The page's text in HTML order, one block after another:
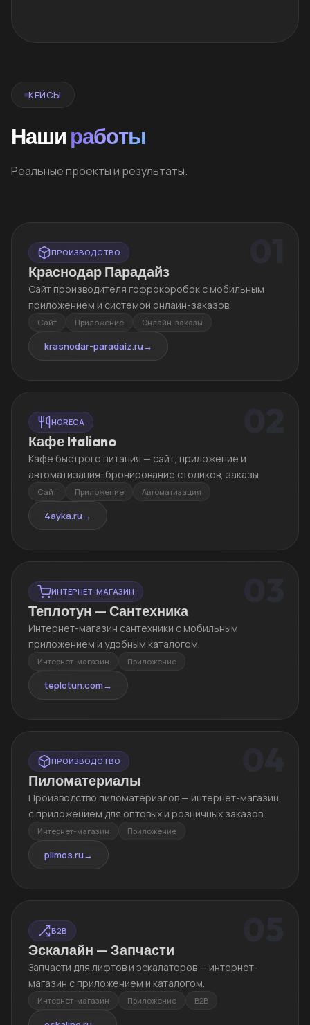
КЕЙСЫ
Наши работы
Реальные проекты и результаты.
ПРОИЗВОДСТВО
Краснодар Парадайз
Сайт производителя гофрокоробок с мобильным
приложением и системой онлайн-заказов.
Сайт Приложение Онлайн-заказы
krasnodar-paradaiz.ru→
HORECA
Кафе Italiano
Кафе быстрого питания — сайт, приложение и
автоматизация: бронирование столиков, заказы.
Сайт Приложение Автоматизация
4ayka.ru→
ИНТЕРНЕТ-МАГАЗИН
Теплотун — Сантехника
Интернет-магазин сантехники с мобильным
приложением и удобным каталогом.
Интернет-магазин Приложение
teplotun.com→
ПРОИЗВОДСТВО
Пиломатериалы
Производство пиломатериалов — интернет-магазин
с приложением для оптовых и розничных заказов.
Интернет-магазин Приложение
pilmos.ru→
B2B
Эскалайн — Запчасти
Запчасти для лифтов и эскалаторов — интернет-
магазин с приложением и каталогом.
Интернет-магазин Приложение B2B